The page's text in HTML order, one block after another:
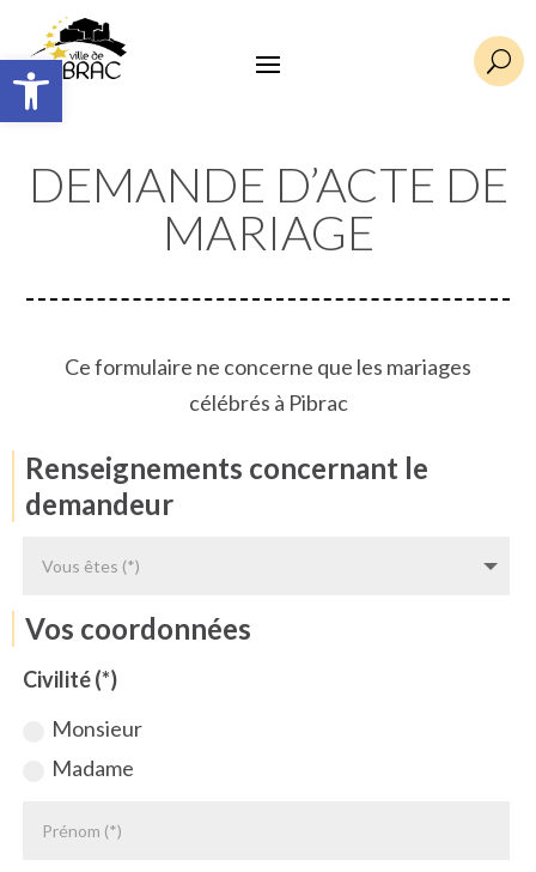
Ouvrir la barre d’outils U
DEMANDE D’ACTE DE
MARIAGE
Ce formulaire ne concerne que les mariages
célébrés à Pibrac
Renseignements concernant le
demandeur
Vos coordonnées
Civilité (*)
Monsieur
Madame